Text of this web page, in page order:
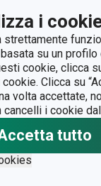
i
su un
cookie, clicca
Clicca su
volta accettate,
cancelli i cookie
tutto